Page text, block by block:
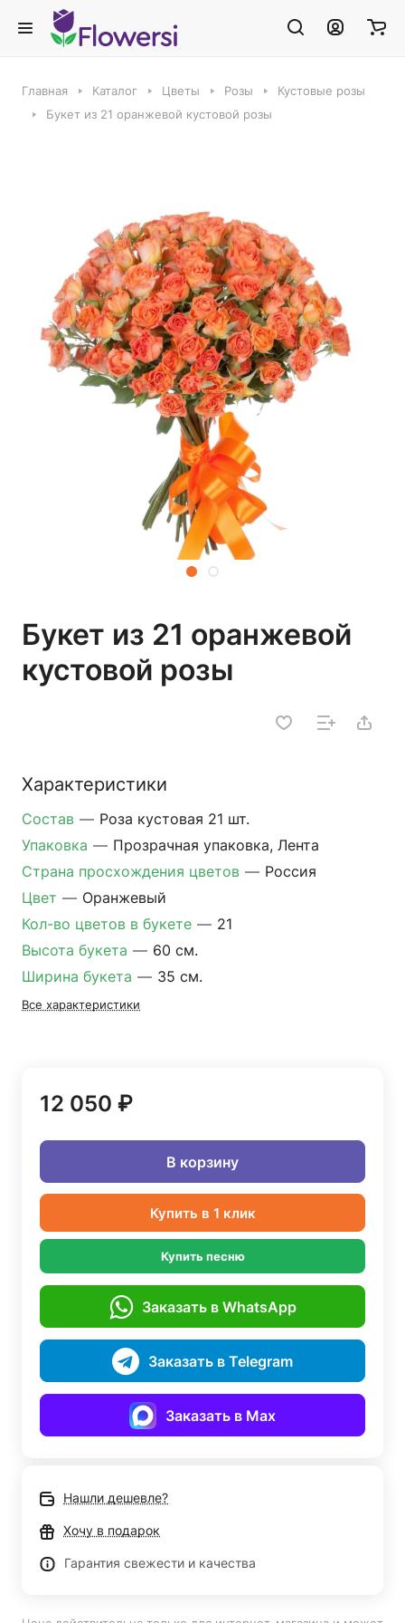
Главная Каталог Цветы Розы
Кустовые розы
Букет из 21 оранжевой кустовой розы
Букет из 21 оранжевой
кустовой розы
Характеристики
Состав — Роза кустовая 21 шт.
Упаковка — Прозрачная упаковка, Лента
Страна просхождения цветов — Россия
Цвет — Оранжевый
Кол-во цветов в букете — 21
Высота букета — 60 см.
Ширина букета — 35 см.
Все характеристики
12 050 ₽
В корзину
Купить в 1 клик
Купить песню
Заказать в WhatsApp
Заказать в Telegram
Заказать в Max
Нашли дешевле?
Хочу в подарок
Гарантия свежести и качества